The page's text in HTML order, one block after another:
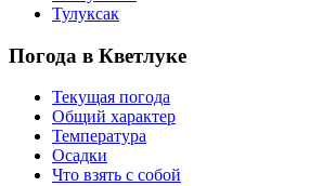
Тулуксак
Погода в Кветлуке
Текущая погода
Общий характер
Температура
Осадки
Что взять с собой